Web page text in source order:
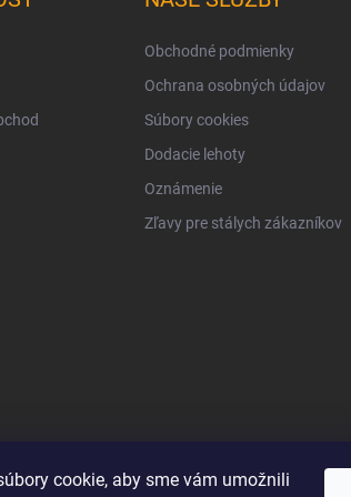
cookie, aby sme vám umožnili
Obchodné podmienky
Ochrana osobných údajov
Súbory cookies
Dodacie lehoty
Oznámenie
Zľavy pre stálych zákazníkov